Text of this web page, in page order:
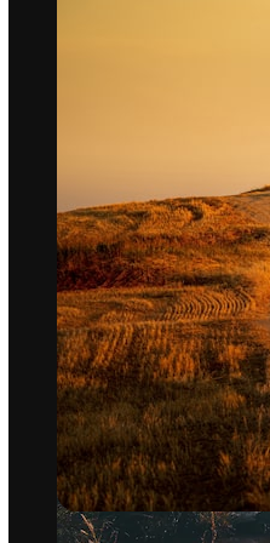
A plataforma
seu melhor
assinantes
Copyright © 2010-